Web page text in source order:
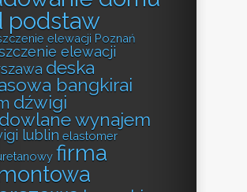
podstaw
elewacji Poznań
elewacji
deska
bangkirai
dźwigi
wynajem
lublin elastomer
firma